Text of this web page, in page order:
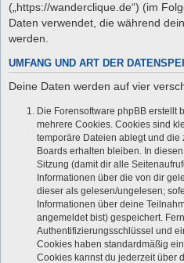
(„https://wanderclique.de“) (im
Daten verwendet, die während
werden.
UMFANG UND ART DER
Deine Daten werden auf vier
Die Forensoftware phpBB erstellt
mehrere Cookies. Cookies sind
temporäre Dateien ablegt und
Boards erhalten bleiben. In
Sitzung (damit dir alle
Informationen über die von dir
dieser als gelesen/ungelesen;
Informationen über deine
angemeldet bist) gespeichert.
Authentifizierungsschlüssel und
Cookies haben standardmäßig
Cookies kannst du jederzeit über